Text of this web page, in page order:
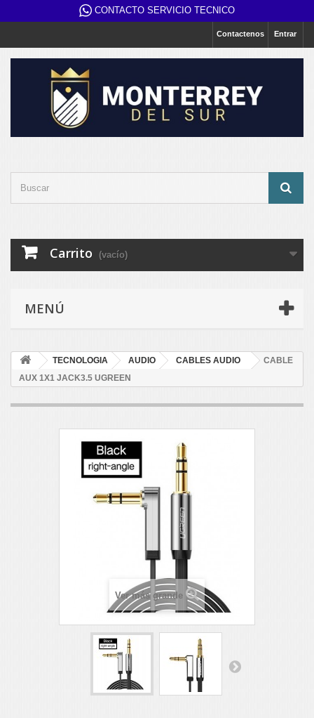
CONTACTO SERVICIO TECNICO
Entrar
Contactenos
Carrito (vacío)
MENÚ
TECNOLOGIA AUDIO CABLES AUDIO
CABLE
AUX 1X1 JACK3.5 UGREEN
Ver más grande